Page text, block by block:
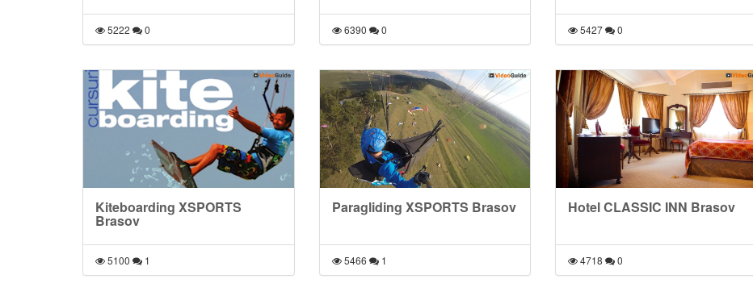
5222 0 6390 0 5427 0
Kiteboarding XSPORTS
Brasov
5100 1
Paragliding XSPORTS Brasov
5466 1
Hotel CLASSIC INN Brasov
4718 0